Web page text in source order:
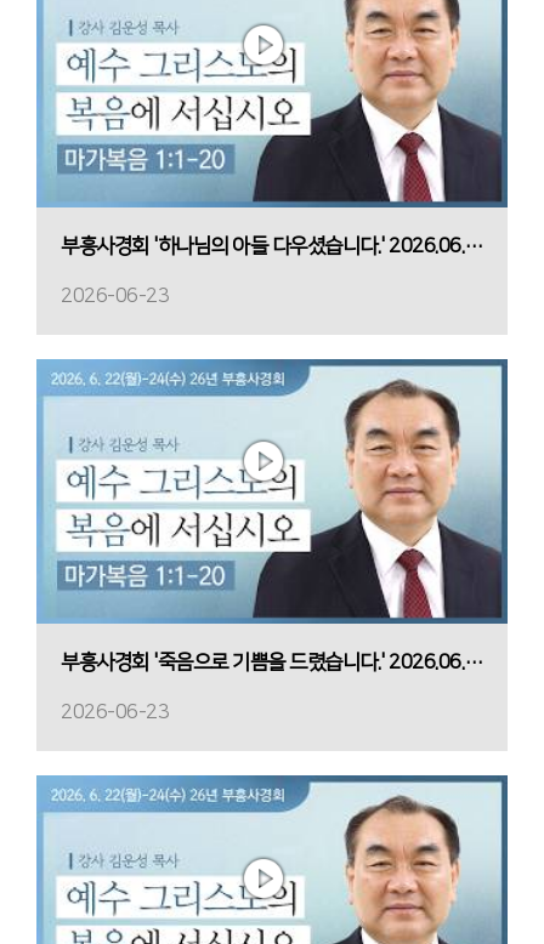
부흥사경회 '하나님의 아들 다우셨습니다.' 2026.06.23(화) 저녁
2026-06-23
부흥사경회 '죽음으로 기쁨을 드렸습니다.' 2026.06.23(화) 새벽
2026-06-23